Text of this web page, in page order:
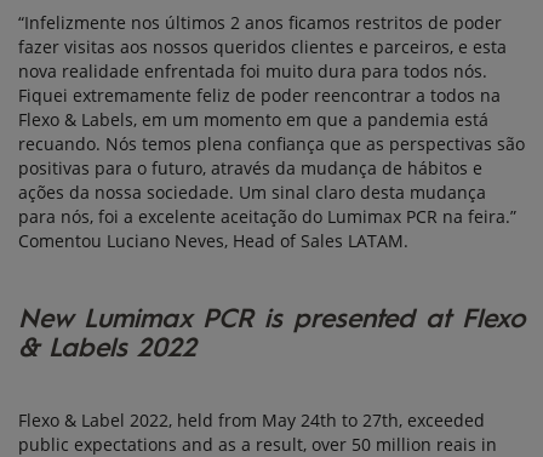
“Infelizmente nos últimos 2 anos ficamos restritos de poder
fazer visitas aos nossos queridos clientes e parceiros, e esta
nova realidade enfrentada foi muito dura para todos nós.
Fiquei extremamente feliz de poder reencontrar a todos na
Flexo & Labels, em um momento em que a pandemia está
recuando. Nós temos plena confiança que as perspectivas são
positivas para o futuro, através da mudança de hábitos e
ações da nossa sociedade. Um sinal claro desta mudança
para nós, foi a excelente aceitação do Lumimax PCR na feira.”
Comentou Luciano Neves, Head of Sales LATAM.
New Lumimax PCR is presented at Flexo
& Labels 2022
Flexo & Label 2022, held from May 24th to 27th, exceeded
public expectations and as a result, over 50 million reais in